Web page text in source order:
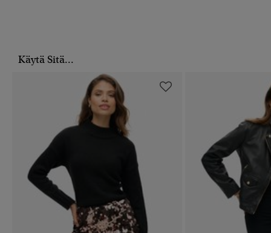
Käytä Sitä...